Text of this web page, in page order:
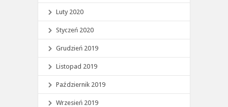
Luty 2020
Styczeń 2020
Grudzień 2019
Listopad 2019
Październik 2019
Wrzesień 2019